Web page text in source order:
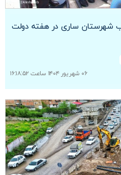
۰۶ شهریور ۱۴۰۴ ساعت ۱۶:۱۸:۵۲